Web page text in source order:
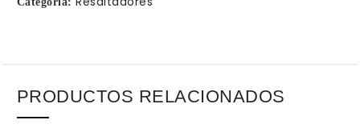
PRODUCTOS RELACIONADOS